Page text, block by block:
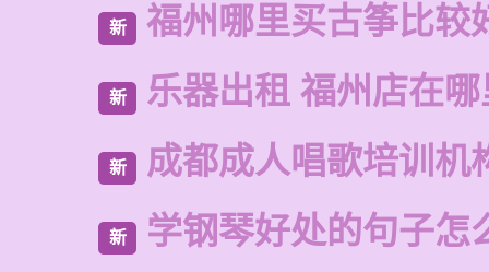
新 福州哪里买古筝比较
新 乐器出租 福州店在
新 成都成人唱歌培训机
新 学钢琴好处的句子怎